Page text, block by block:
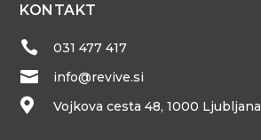
KONTAKT
 031 477 417
 info@revive.si
 Vojkova cesta 48, 1000 Ljubljana